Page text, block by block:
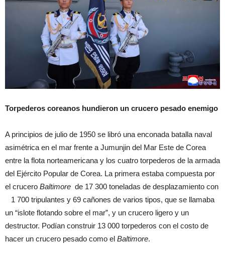
Torpederos coreanos hundieron un crucero pesado enemigo
A principios de julio de 1950 se libró una enconada batalla naval
asimétrica en el mar frente a Jumunjin del Mar Este de Corea
entre la flota norteamericana y los cuatro torpederos de la armada
del Ejército Popular de Corea. La primera estaba compuesta por
el crucero Baltimore de 17 300 toneladas de desplazamiento con
1 700 tripulantes y 69 cañones de varios tipos, que se llamaba
un “islote flotando sobre el mar”, y un crucero ligero y un
destructor. Podían construir 13 000 torpederos con el costo de
hacer un crucero pesado como el Baltimore.